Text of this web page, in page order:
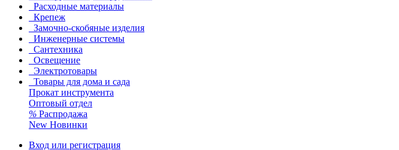
Расходные материалы
Крепеж
Замочно-скобяные изделия
Инженерные системы
Сантехника
Освещение
Электротовары
Товары для дома и сада
Прокат инструмента
Оптовый отдел
% Распродажа
New Новинки
Вход или регистрация